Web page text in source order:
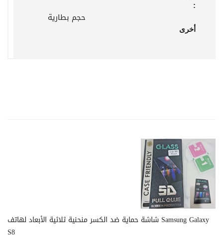
:
حجم بطارية
أخرى
شاشة حماية ضد الكسر منحنية ثلاثية الأبعاد لهاتف Samsung Galaxy
S8